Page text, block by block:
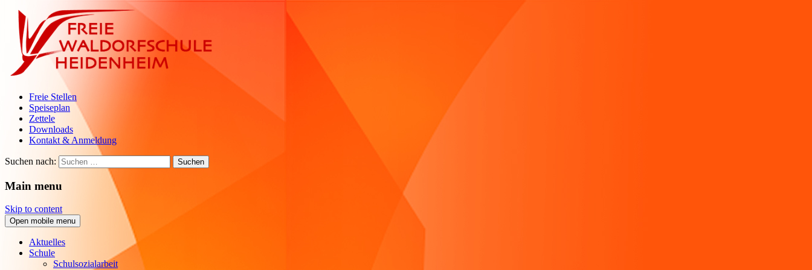
Freie Stellen
Speiseplan
Zettele
Downloads
Kontakt & Anmeldung
Suchen nach:
Main menu
Skip to content
Open mobile menu
Aktuelles
Schule
Schulsozialarbeit